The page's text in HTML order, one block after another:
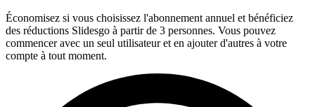
Économisez si vous choisissez l'abonnement annuel et bénéficiez
des réductions Slidesgo à partir de 3 personnes. Vous pouvez
commencer avec un seul utilisateur et en ajouter d'autres à votre
compte à tout moment.